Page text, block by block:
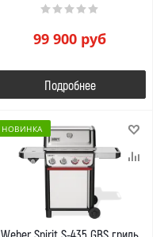
99 900 руб
Подробнее
НОВИНКА